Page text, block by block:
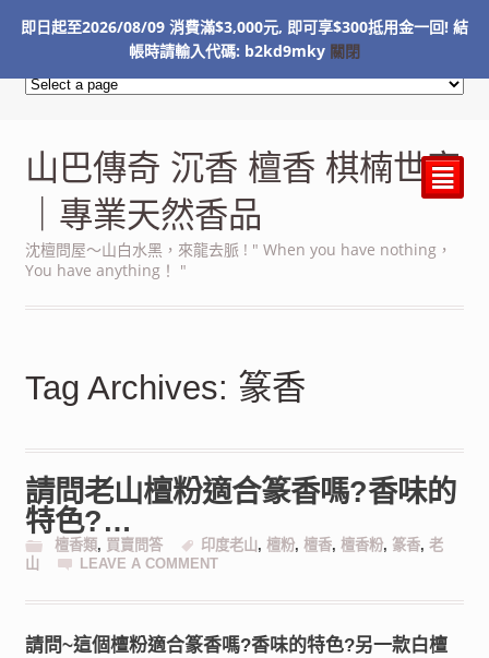
山巴傳奇 沉香 檀香 棋楠世家
｜專業天然香品
沈檀問屋～山白水黑，來龍去脈 ! " When you have nothing，
You have anything！ "
²
Tag Archives: 篆香
請問老山檀粉適合篆香嗎?香味的
特色?…
檀香類, 買賣問答 印度老山, 檀粉, 檀香, 檀香粉, 篆香, 老
山
LEAVE A COMMENT
請問~這個檀粉適合篆香嗎?香味的特色?另一款白檀
即日起至2026/08/09 消費滿$3,000元, 即可享$300抵用金一回! 結
帳時請輸入代碼: b2kd9mky 關閉